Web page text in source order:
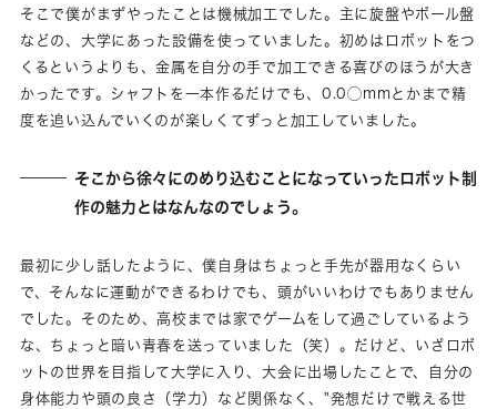
そこで僕がまずやったことは機械加工でした。主に旋盤やボール盤
などの、大学にあった設備を使っていました。初めはロボットをつ
くるというよりも、金属を自分の手で加工できる喜びのほうが大き
かったです。シャフトを一本作るだけでも、0.0◯mmとかまで精
度を追い込んでいくのが楽しくてずっと加工していました。
そこから徐々にのめり込むことになっていったロボット制
作の魅力とはなんなのでしょう。
最初に少し話したように、僕自身はちょっと手先が器用なくらい
で、そんなに運動ができるわけでも、頭がいいわけでもありません
でした。そのため、高校までは家でゲームをして過ごしているよう
な、ちょっと暗い青春を送っていました（笑）。だけど、いざロボ
ットの世界を目指して大学に入り、大会に出場したことで、自分の
身体能力や頭の良さ（学力）など関係なく、"発想だけで戦える世